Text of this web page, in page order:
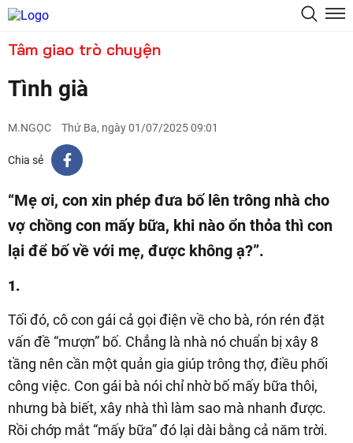
Tâm giao trò chuyện
Tình già
M.NGỌC Thứ Ba, ngày 01/07/2025 09:01
Chia sẻ
“Mẹ ơi, con xin phép đưa bố lên trông nhà cho
vợ chồng con mấy bữa, khi nào ổn thỏa thì con
lại để bố về với mẹ, được không ạ?”.
1.
Tối đó, cô con gái cả gọi điện về cho bà, rón rén đặt
vấn đề “mượn” bố. Chẳng là nhà nó chuẩn bị xây 8
tầng nên cần một quản gia giúp trông thợ, điều phối
công việc. Con gái bà nói chỉ nhờ bố mấy bữa thôi,
nhưng bà biết, xây nhà thì làm sao mà nhanh được.
Rồi chớp mắt “mấy bữa” đó lại dài bằng cả năm trời.